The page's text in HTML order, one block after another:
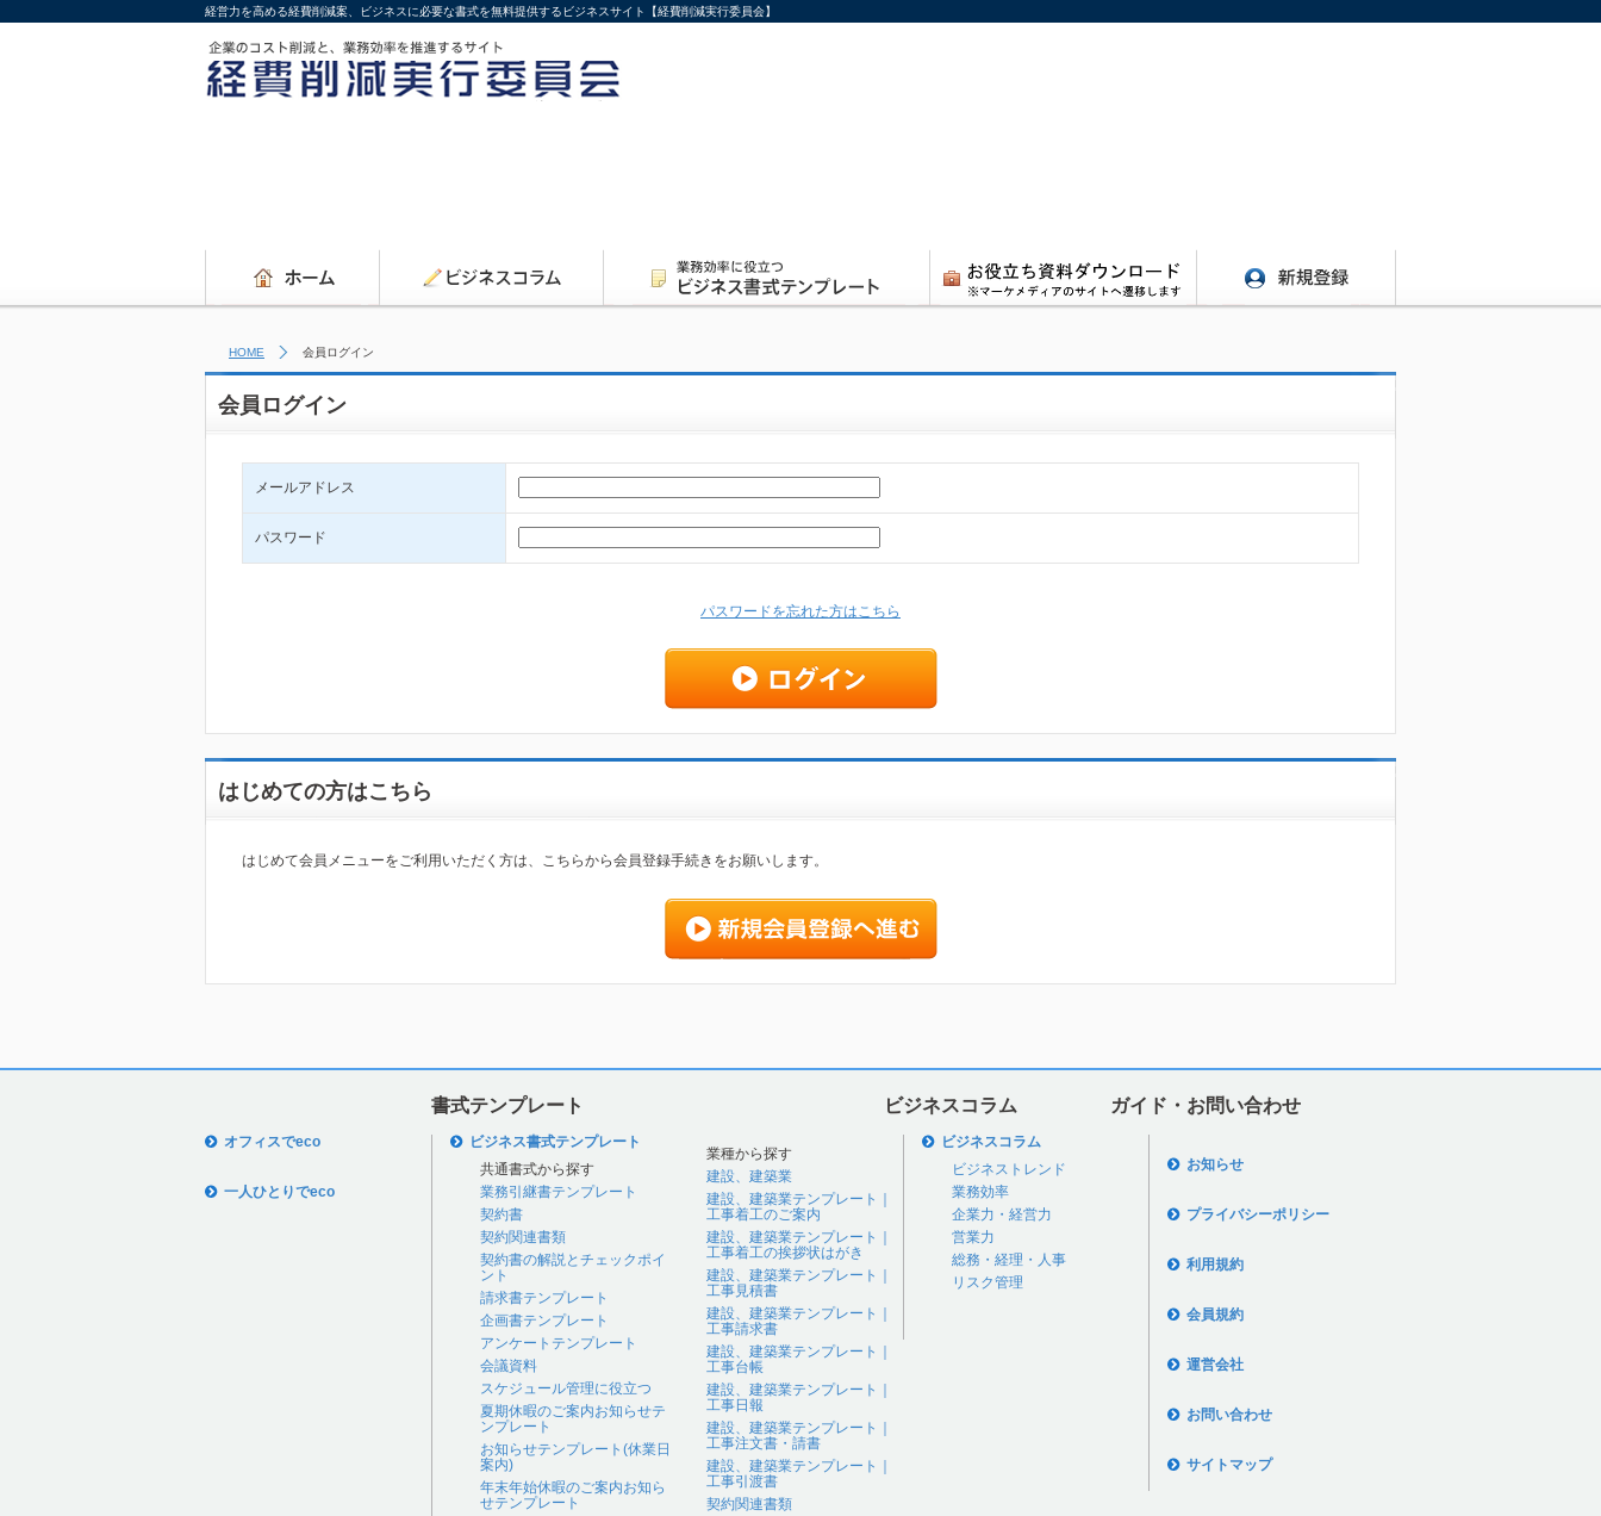
経営力を高める経費削減案、ビジネスに必要な書式を無料提供するビジネスサイト【経費削減実行委員会】
HOME 会員ログイン
会員ログイン
メールアドレス
パスワード
パスワードを忘れた方はこちら
はじめての方はこちら
はじめて会員メニューをご利用いただく方は、こちらから会員登録手続きをお願いします。
書式テンプレート ビジネスコラム ガイド・お問い合わせ
オフィスでeco
一人ひとりでeco
ビジネス書式テンプレート
共通書式から探す
業務引継書テンプレート
契約書
契約関連書類
契約書の解説とチェックポイ
ント
請求書テンプレート
企画書テンプレート
アンケートテンプレート
会議資料
スケジュール管理に役立つ
夏期休暇のご案内お知らせテ
ンプレート
お知らせテンプレート(休業日
案内)
年末年始休暇のご案内お知ら
せテンプレート
業種から探す
建設、建築業
建設、建築業テンプレート｜
工事着工のご案内
建設、建築業テンプレート｜
工事着工の挨拶状はがき
建設、建築業テンプレート｜
工事見積書
建設、建築業テンプレート｜
工事請求書
建設、建築業テンプレート｜
工事台帳
建設、建築業テンプレート｜
工事日報
建設、建築業テンプレート｜
工事注文書・請書
建設、建築業テンプレート｜
工事引渡書
契約関連書類
ビジネスコラム
ビジネストレンド
業務効率
企業力・経営力
営業力
総務・経理・人事
リスク管理
お知らせ
プライバシーポリシー
利用規約
会員規約
運営会社
お問い合わせ
サイトマップ